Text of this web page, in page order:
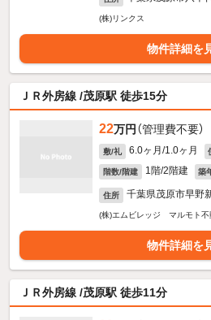
(株)リンクス
物件詳細を
ＪＲ外房線 /茂原駅 徒歩15分
22万円 （管理費不要）
敷/礼 6.0ヶ月/1.0ヶ月
階数/階建 1階/2階建 築
住所 千葉県茂原市早野
(株)エムビレッジ マルモト不
物件詳細を
ＪＲ外房線 /茂原駅 徒歩11分